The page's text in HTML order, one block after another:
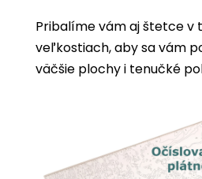
Pribalíme vám aj štetce v
veľkostiach, aby sa vám
väčšie plochy i tenučké